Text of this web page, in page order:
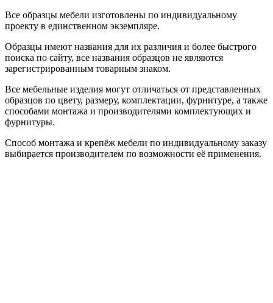
Все образцы мебели изготовлены по индивидуальному
проекту в единственном экземпляре.
Образцы имеют названия для их различия и более быстрого
поиска по сайту, все названия образцов не являются
зарегистрированным товарным знаком.
Все мебельные изделия могут отличаться от представленных
образцов по цвету, размеру, комплектации, фурнитуре, а также
способами монтажа и производителями комплектующих и
фурнитуры.
Способ монтажа и крепёж мебели по индивидуальному заказу
выбирается производителем по возможности её применения.